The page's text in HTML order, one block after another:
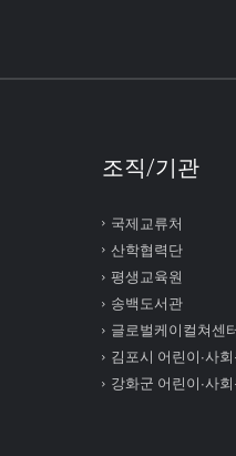
조직/기관
국제교류처
산학협력단
평생교육원
송백도서관
글로벌케이컬쳐센
김포시 어린이∙사
강화군 어린이∙사